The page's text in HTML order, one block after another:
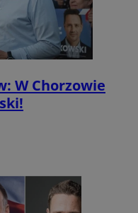
W Chorzowie